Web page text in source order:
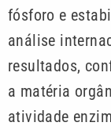
fósforo e
análise
resultados,
a matéria
atividade